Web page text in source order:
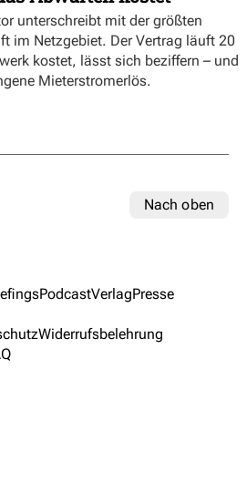
unterschreibt mit der größten
im Netzgebiet. Der Vertrag läuft 20
kostet, lässt sich beziffern – und
Mieterstromerlös.
Nach oben
PodcastVerlagPresse
Widerrufsbelehrung